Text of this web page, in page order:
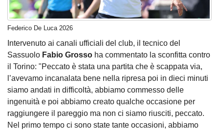
Federico De Luca 2026
Intervenuto ai canali ufficiali del club, il tecnico del
Sassuolo Fabio Grosso ha commentato la sconfitta contro
il Torino: "Peccato è stata una partita che è scappata via,
l’avevamo incanalata bene nella ripresa poi in dieci minuti
siamo andati in difficoltà, abbiamo commesso delle
ingenuità e poi abbiamo creato qualche occasione per
raggiungere il pareggio ma non ci siamo riusciti, peccato.
Nel primo tempo ci sono state tante occasioni, abbiamo